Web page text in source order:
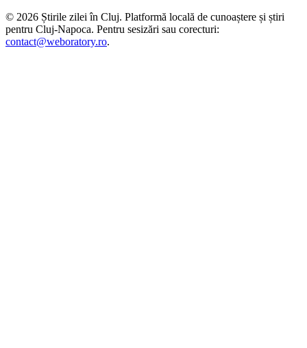
© 2026 Știrile zilei în Cluj. Platformă locală de cunoaștere și știri
pentru Cluj-Napoca. Pentru sesizări sau corecturi:
contact@weboratory.ro.